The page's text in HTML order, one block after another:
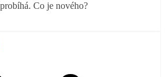
Co je nového?